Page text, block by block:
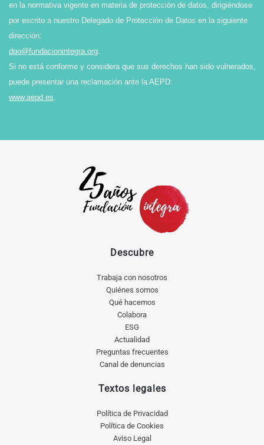
en la normativa vigente en materia de protección de datos, dirigiéndose
por escrito a nuestro Delegado de Protección de Datos en la siguiente
dirección:
dpo@fundacionintegra.org.
Si no está conforme y considera que sus derechos han sido vulnerados,
puede presentar una reclamación ante la AEPD:
www.aepd.es.
Descubre
Trabaja con nosotros
Quiénes somos
Qué hacemos
Colabora
ESG
Actualidad
Preguntas frecuentes
Canal de denuncias
Textos legales
Política de Privacidad
Política de Cookies
Aviso Legal